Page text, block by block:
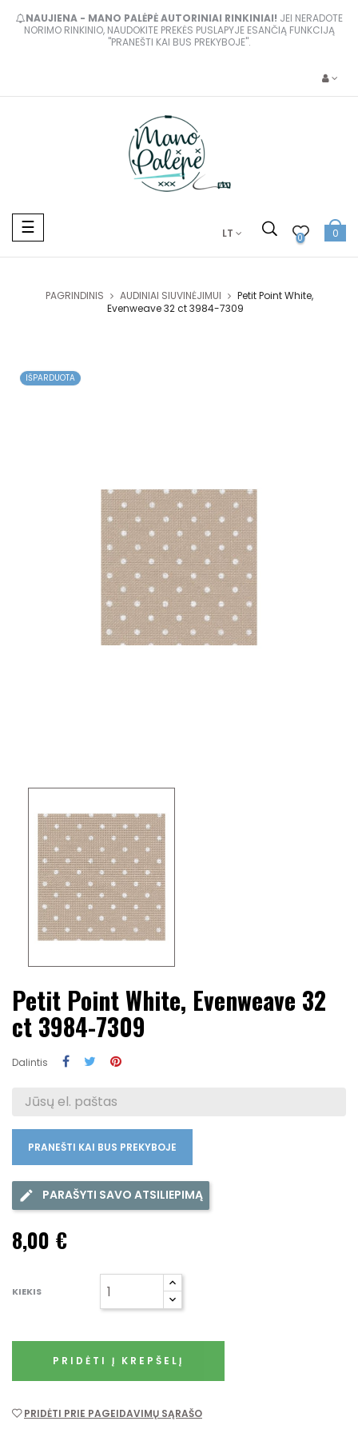
NAUJIENA - MANO PALĖPĖ AUTORINIAI RINKINIAI! JEI NERADOTE
NORIMO RINKINIO, NAUDOKITE PREKĖS PUSLAPYJE ESANČIĄ FUNKCIJĄ
"PRANEŠTI KAI BUS PREKYBOJE".
Toggle
navigation
☰ LT 0 0
PAGRINDINIS AUDINIAI SIUVINĖJIMUI
Petit Point White,
Evenweave 32 ct 3984-7309
IŠPARDUOTA
Petit Point White, Evenweave 32
ct 3984-7309
Dalintis
PRANEŠTI KAI BUS PREKYBOJE
PARAŠYTI SAVO ATSILIEPIMĄ
8,00 €
KIEKIS
PRIDĖTI Į KREPŠELĮ
PRIDĖTI PRIE PAGEIDAVIMŲ SĄRAŠO